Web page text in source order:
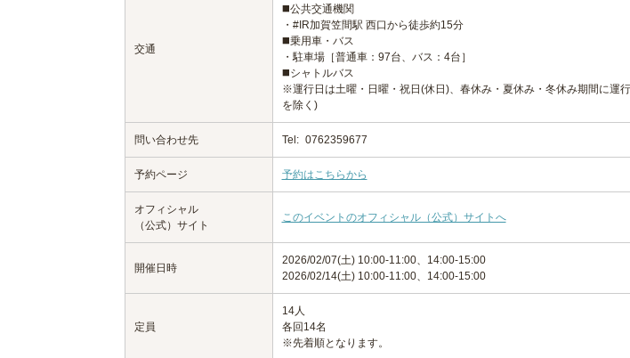
交通
◼️公共交通機関
・#IR加賀笠間駅 西口から徒歩約15分
◼️乗用車・バス
・駐車場［普通車：97台、バス：4台］
◼️シャトルバス
※運行日は土曜・日曜・祝日(休日)、春休み・夏休み・冬休み期間に運
を除く)
問い合わせ先 Tel: 0762359677
予約ページ 予約はこちらから
オフィシャル
（公式）サイト
このイベントのオフィシャル（公式）サイトへ
開催日時
2026/02/07(土) 10:00-11:00、14:00-15:00
2026/02/14(土) 10:00-11:00、14:00-15:00
定員
14人
各回14名
※先着順となります。